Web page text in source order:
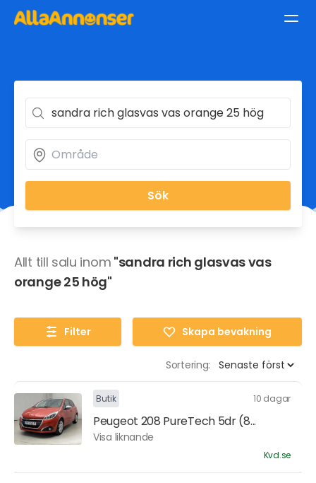
Sök
Allt till salu inom "sandra rich glasvas vas
orange 25 hög"
Filter Skapa bevakning
Sortering:
Butik 10 dagar
Peugeot 208 PureTech 5dr (8...
Visa liknande
Kvd.se